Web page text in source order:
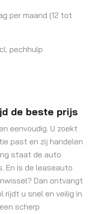
per maand (12 tot
pechhulp
de beste prijs
eenvoudig. U zoekt
past en zij handelen
staat de auto
En is de leaseauto
Dan ontvangt
rijdt u snel en veilig in
scherp